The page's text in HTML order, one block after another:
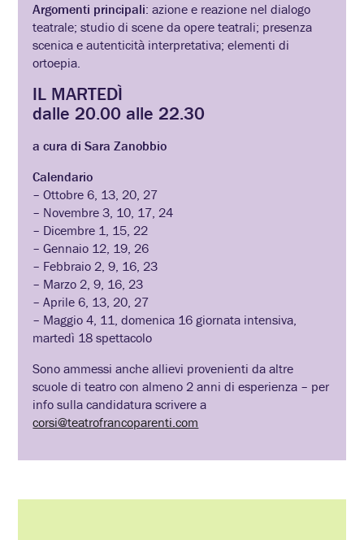
Argomenti principali: azione e reazione nel dialogo
teatrale; studio di scene da opere teatrali; presenza
scenica e autenticità interpretativa; elementi di
ortoepia.
IL MARTEDÌ
dalle 20.00 alle 22.30
a cura di Sara Zanobbio
Calendario
– Ottobre 6, 13, 20, 27
– Novembre 3, 10, 17, 24
– Dicembre 1, 15, 22
– Gennaio 12, 19, 26
– Febbraio 2, 9, 16, 23
– Marzo 2, 9, 16, 23
– Aprile 6, 13, 20, 27
– Maggio 4, 11, domenica 16 giornata intensiva,
martedì 18 spettacolo
Sono ammessi anche allievi provenienti da altre
scuole di teatro con almeno 2 anni di esperienza – per
info sulla candidatura scrivere a
corsi@teatrofrancoparenti.com